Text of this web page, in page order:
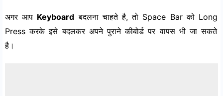
अगर आप Keyboard बदलना चाहते है, तो Space Bar को Long
Press करके इसे बदलकर अपने पुराने कीबोर्ड पर वापस भी जा सकते
है।